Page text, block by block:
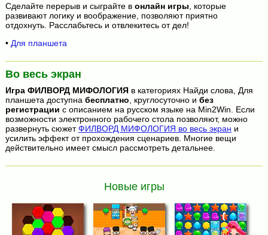
Сделайте перерыв и сыграйте в онлайн игры , которые
развивают логику и воображение, позволяют приятно
отдохнуть. Расслабьтесь и отвлекитесь от дел!
• Для планшета
Во весь экран
Игра ФИЛВОРД МИФОЛОГИЯв категориях Найди слова, Для
планшета доступна бесплатно, круглосуточно и без
регистрации с описанием на русском языке на Min2Win. Если
возможности электронного рабочего стола позволяют, можно
развернуть сюжетФИЛВОРД МИФОЛОГИЯ во весь экран и
усилить эффект от прохождения сценариев. Многие вещи
действительно имеет смысл рассмотреть детальнее.
Новые игры